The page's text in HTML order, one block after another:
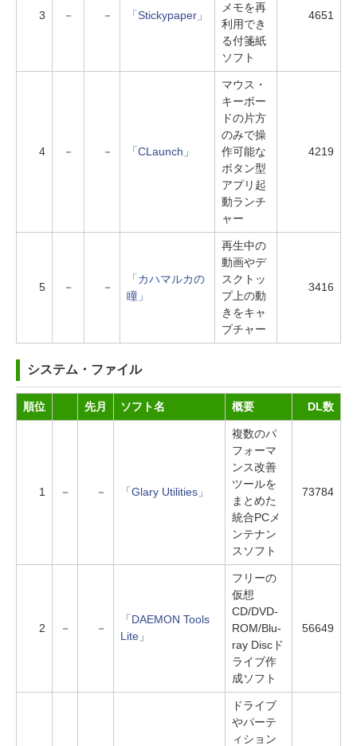
3 － － 「Stickypaper」
メモを再
利用でき
る付箋紙
ソフト
4651
4 － － 「CLaunch」
マウス・
キーボー
ドの片方
のみで操
作可能な
ボタン型
アプリ起
動ランチ
ャー
4219
5 － －
「カハマルカの
瞳」
再生中の
動画やデ
スクトッ
プ上の動
きをキャ
プチャー
3416
システム・ファイル
順位 先月 ソフト名 概要 DL数
1 － － 「Glary Utilities」
複数のパ
フォーマ
ンス改善
ツールを
まとめた
統合PCメ
ンテナン
スソフト
73784
2 － －
「DAEMON Tools
Lite」
フリーの
仮想
CD/DVD-
ROM/Blu-
ray Discド
ライブ作
成ソフト
56649
ドライブ
やパーテ
ィション